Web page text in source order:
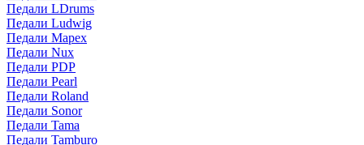
Педали LDrums
Педали Ludwig
Педали Mapex
Педали Nux
Педали PDP
Педали Pearl
Педали Roland
Педали Sonor
Педали Tama
Педали Tamburo